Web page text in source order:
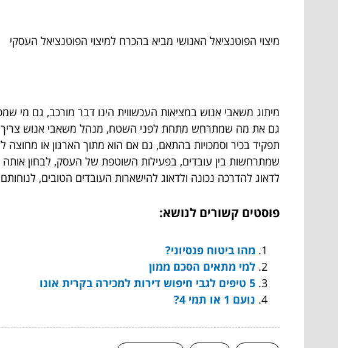
מיצוי הפוטנציאל האנושי מביא בהכרח למיצוי הפוטנציאל העסקי
מיתוג משאבי אנוש במציאות העכשווית הינו דבר מורכב, גם מי
גם את מה שמתרחש מתחת לפני השטח, מנהל משאבי אנוש צריך
תפקיד בכיר וסמכויות בהתאם, גם אם הוא מתוך הארגון או מחוצה
שמתרחשות בין עובדים, בפעילות השוטפת של העסק, לבחון אותה
לדאוג להדרכה נכונה ולדאוג להישארות העובדים הטובים, לנוחותם
פוסטים קשורים לנושא:
מהו ביטוח פנסיוני?
למי מתאים הסכם ממון
5 טיפים לגבי חיפוש דירות למכירה בקרית אונו
נועם 1 או תמי 4?